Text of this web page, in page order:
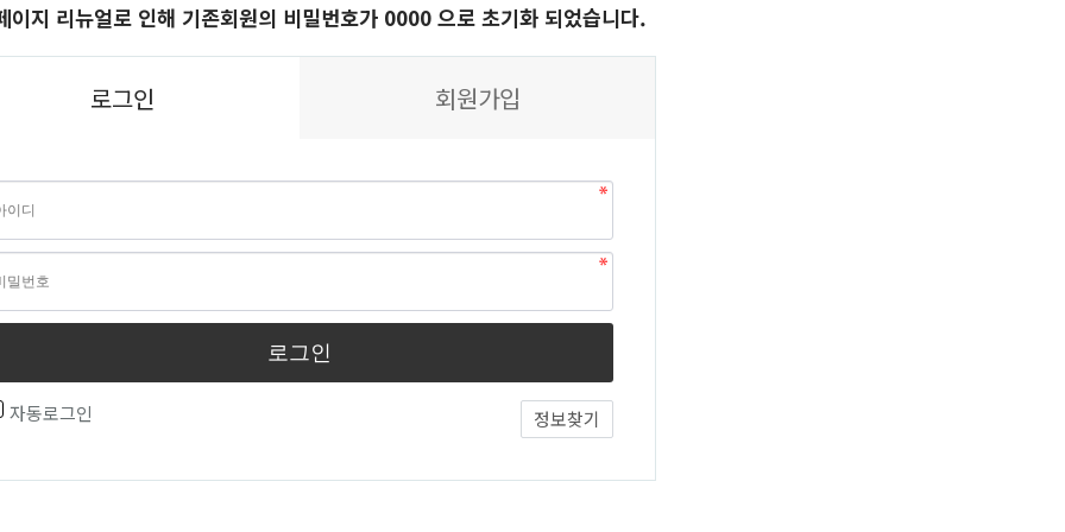
지 리뉴얼로 인해 기존회원의 비밀번호가 0000 으로 초기화 되었습니다.
로그인 회원가입
로그인
자동로그인 정보찾기